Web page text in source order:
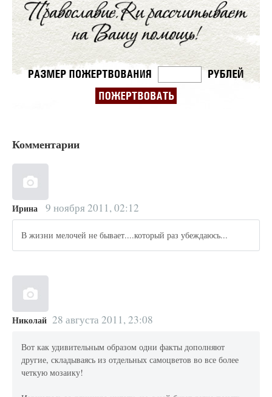
Комментарии
Ирина 9 ноября 2011, 02:12
В жизни мелочей не бывает....который раз убеждаюсь...
Николай 28 августа 2011, 23:08
Вот как удивительным образом одни факты дополняют
другие, складываясь из отдельных самоцветов во все более
четкую мозаику!